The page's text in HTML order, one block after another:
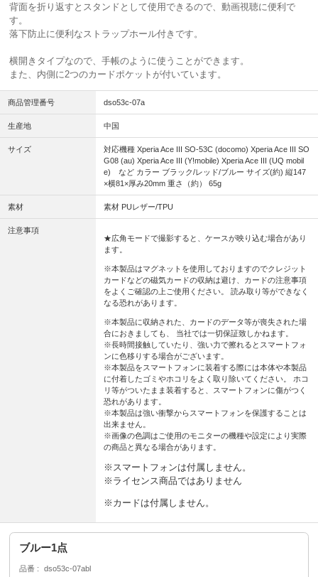
背面を折り返すとスタンドとして使用できるので、動画視聴に便利で
す。
落下防止に便利なストラップホール付きです。
横開きタイプなので、手帳のように使うことができます。
また、内側に2つのカードポケットが付いています。
商品管理番号 dso53c-07a
生産地 中国
サイズ
対応機種 Xperia Ace III SO-53C (docomo) Xperia Ace III SO
G08 (au) Xperia Ace III (Y!mobile) Xperia Ace III (UQ mobil
e) など カラー ブラック/レッド/ブルー サイズ(約) 縦147
×横81×厚み20mm 重さ（約） 65g
素材 素材 PUレザー/TPU
注意事項
★広角モードで撮影すると、ケースが映り込む場合があり
ます。
※本製品はマグネットを使用しておりますのでクレジット
カードなどの磁気カードの収納は避け、カードの注意事項
をよくご確認の上ご使用ください。 読み取り等ができなく
なる恐れがあります。
※本製品に収納された、カードのデータ等が喪失された場
合におきましても、 当社では一切保証致しかねます。
※長時間接触していたり、強い力で擦れるとスマートフォ
ンに色移りする場合がございます。
※本製品をスマートフォンに装着する際には本体や本製品
に付着したゴミやホコリをよく取り除いてください。 ホコ
リ等がついたまま装着すると、スマートフォンに傷がつく
恐れがあります。
※本製品は強い衝撃からスマートフォンを保護することは
出来ません。
※画像の色調はご使用のモニターの機種や設定により実際
の商品と異なる場合があります。
※スマートフォンは付属しません。
※ライセンス商品ではありません
※カードは付属しません。
ブルー1点
品番 dso53c-07abl